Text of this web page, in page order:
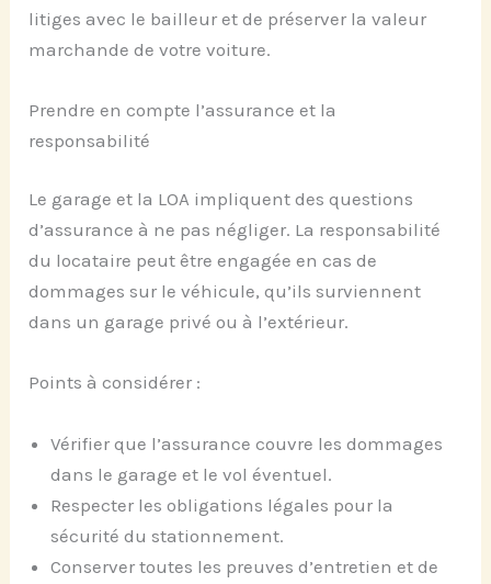
litiges avec le bailleur et de préserver la valeur
marchande de votre voiture.
Prendre en compte l’assurance et la
responsabilité
Le garage et la LOA impliquent des questions
d’assurance à ne pas négliger. La responsabilité
du locataire peut être engagée en cas de
dommages sur le véhicule, qu’ils surviennent
dans un garage privé ou à l’extérieur.
Points à considérer :
Vérifier que l’assurance couvre les dommages
dans le garage et le vol éventuel.
Respecter les obligations légales pour la
sécurité du stationnement.
Conserver toutes les preuves d’entretien et de